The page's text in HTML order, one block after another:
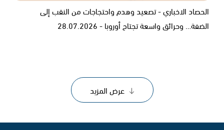
الحصاد الاخباري - تصعيد وهدم واحتجاجات من النقب إلى
الضفة… وحرائق واسعة تجتاح أوروبا - 28.07.2026
عرض المزيد